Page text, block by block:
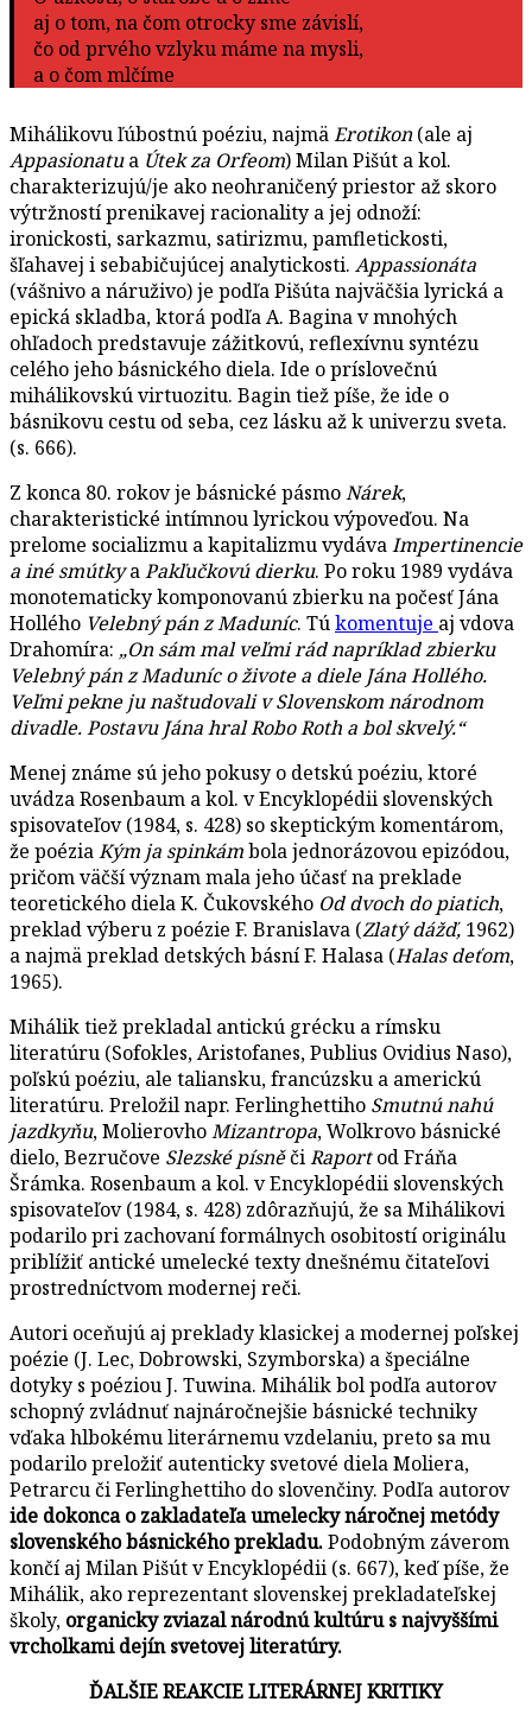
aj o tom, na čom otrocky sme závislí,
čo od prvého vzlyku máme na mysli,
a o čom mlčíme
Mihálikovu ľúbostnú poéziu, najmäErotikon(ale aj
Appasionatua Útek za Orfeom) Milan Pišút a kol.
charakterizujú/je ako neohraničený priestor až skoro
výtržností prenikavej racionality a jej odnoží:
ironickosti, sarkazmu, satirizmu, pamfletickosti,
šľahavej i sebabičujúcej analytickosti. Appassionáta
(vášnivo a náruživo) je podľa Pišúta najväčšia lyrická a
epická skladba, ktorá podľa A. Bagina v mnohých
ohľadoch predstavuje zážitkovú, reflexívnu syntézu
celého jeho básnického diela. Ide o príslovečnú
mihálikovskú virtuozitu. Bagin tiež píše, že ide o
básnikovu cestu od seba, cez lásku až k univerzu sveta.
(s. 666).
Z konca 80. rokov je básnické pásmoNárek,
charakteristické intímnou lyrickou výpoveďou. Na
prelome socializmu a kapitalizmu vydávaImpertinencie
a iné smútkyaPakľučkovú dierku. Po roku 1989 vydáva
monotematicky komponovanú zbierku na počesť Jána
Hollého Velebný pán z Maduníc. Túkomentuje aj vdova
Drahomíra: „On sám mal veľmi rád napríklad zbierku
Velebný pán z Maduníc o živote a diele Jána Hollého.
Veľmi pekne ju naštudovali v Slovenskom národnom
divadle. Postavu Jána hral Robo Roth a bol skvelý.“
Menej známe sú jeho pokusy o detskú poéziu, ktoré
uvádza Rosenbaum a kol. v Encyklopédii slovenských
spisovateľov (1984, s. 428) so skeptickým komentárom,
že poéziaKým ja spinkámbola jednorázovou epizódou,
pričom väčší význam mala jeho účasť na preklade
teoretického diela K. Čukovského Od dvoch do piatich,
preklad výberu z poézie F. Branislava (Zlatý dážď, 1962)
a najmä preklad detských básní F. Halasa (Halas deťom,
1965).
Mihálik tiež prekladal antickú grécku a rímsku
literatúru (Sofokles, Aristofanes, Publius Ovidius Naso),
poľskú poéziu, ale taliansku, francúzsku a americkú
literatúru. Preložil napr. Ferlinghettiho Smutnú nahú
jazdkyňu, MolierovhoMizantropa, Wolkrovo básnické
dielo, Bezručove Slezské písněčiRaportod Fráňa
Šrámka. Rosenbaum a kol. v Encyklopédii slovenských
spisovateľov (1984, s. 428) zdôrazňujú, že sa Mihálikovi
podarilo pri zachovaní formálnych osobitostí originálu
priblížiť antické umelecké texty dnešnému čitateľovi
prostredníctvom modernej reči.
Autori oceňujú aj preklady klasickej a modernej poľskej
poézie (J. Lec, Dobrowski, Szymborska) a špeciálne
dotyky s poéziou J. Tuwina. Mihálik bol podľa autorov
schopný zvládnuť najnáročnejšie básnické techniky
vďaka hlbokému literárnemu vzdelaniu, preto sa mu
podarilo preložiť autenticky svetové diela Moliera,
Petrarcu či Ferlinghettiho do slovenčiny. Podľa autorov
ide dokonca o zakladateľa umelecky náročnej metódy
slovenského básnického prekladu.Podobným záverom
končí aj Milan Pišút v Encyklopédii (s. 667), keď píše, že
Mihálik, ako reprezentant slovenskej prekladateľskej
školy, organicky zviazal národnú kultúru s najvyššími
vrcholkami dejín svetovej literatúry.
ĎALŠIE REAKCIE LITERÁRNEJ KRITIKY